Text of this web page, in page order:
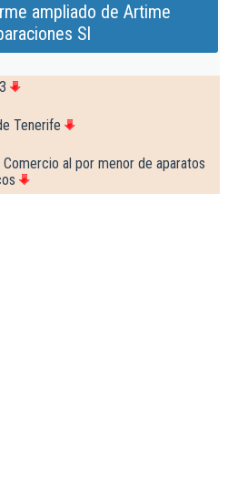
ampliado de Artime
Sl
Tenerife
al por menor de aparatos